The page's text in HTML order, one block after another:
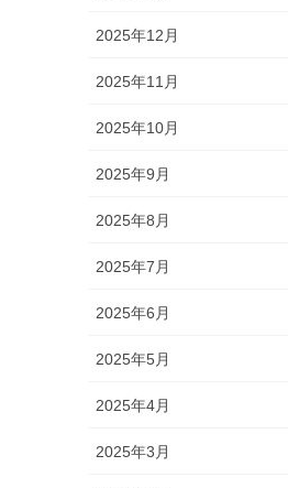
2025年12月
2025年11月
2025年10月
2025年9月
2025年8月
2025年7月
2025年6月
2025年5月
2025年4月
2025年3月